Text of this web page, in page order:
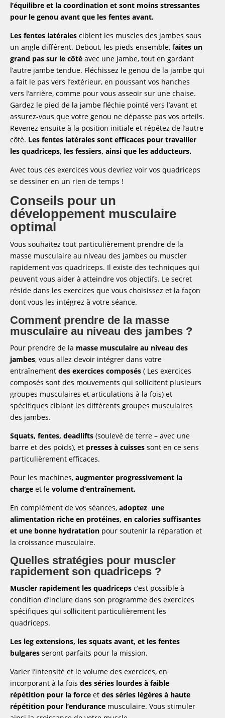
l’équilibre et la coordination et sont moins stressantes
pour le genou avant que les fentes avant.
Les fentes latérales ciblent les muscles des jambes sous
un angle différent. Debout, les pieds ensemble, faites un
grand pas sur le côté avec une jambe, tout en gardant
l’autre jambe tendue. Fléchissez le genou de la jambe qui
a fait le pas vers l’extérieur, en poussant vos hanches
vers l’arrière, comme pour vous asseoir sur une chaise.
Gardez le pied de la jambe fléchie pointé vers l’avant et
assurez-vous que votre genou ne dépasse pas vos orteils.
Revenez ensuite à la position initiale et répétez de l’autre
côté. Les fentes latérales sont efficaces pour travailler
les quadriceps, les fessiers, ainsi que les adducteurs.
Avec tous ces exercices vous devriez voir vos quadriceps
se dessiner en un rien de temps !
Conseils pour un
développement musculaire
optimal
Vous souhaitez tout particulièrement prendre de la
masse musculaire au niveau des jambes ou muscler
rapidement vos quadriceps. Il existe des techniques qui
peuvent vous aider à atteindre vos objectifs. Le secret
réside dans les exercices que vous choisissez et la façon
dont vous les intégrez à votre séance.
Comment prendre de la masse
musculaire au niveau des jambes ?
Pour prendre de la masse musculaire au niveau des
jambes, vous allez devoir intégrer dans votre
entraînement des exercices composés ( Les exercices
composés sont des mouvements qui sollicitent plusieurs
groupes musculaires et articulations à la fois) et
spécifiques ciblant les différents groupes musculaires
des jambes.
Squats, fentes, deadlifts (soulevé de terre – avec une
barre et des poids), et presses à cuisses sont en ce sens
particulièrement efficaces.
Pour les machines, augmenter progressivement la
charge et le volume d’entraînement.
En complément de vos séances, adoptez une
alimentation riche en protéines, en calories suffisantes
et une bonne hydratation pour soutenir la réparation et
la croissance musculaire.
Quelles stratégies pour muscler
rapidement son quadriceps ?
Muscler rapidement les quadriceps c’est possible à
condition d’inclure dans son programme des exercices
spécifiques qui sollicitent particulièrement les
quadriceps.
Les leg extensions, les squats avant, et les fentes
bulgares seront parfaits pour la mission.
Varier l’intensité et le volume des exercices, en
incorporant à la fois des séries lourdes à faible
répétition pour la force et des séries légères à haute
répétition pour l’endurance musculaire. Vous stimuler